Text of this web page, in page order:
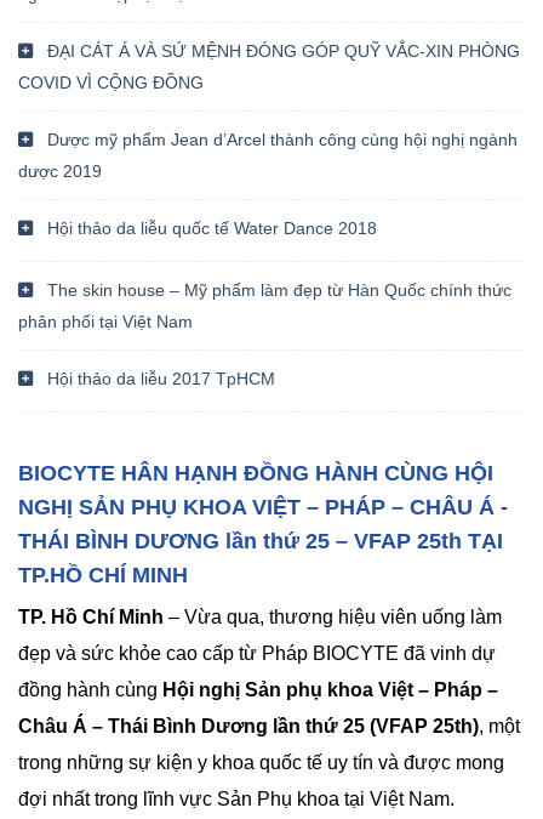
ĐẠI CÁT Á VÀ SỨ MỆNH ĐÓNG GÓP QUỸ VẮC-XIN PHÒNG
COVID VÌ CỘNG ĐỒNG
Dược mỹ phẩm Jean d’Arcel thành công cùng hội nghị ngành
dược 2019
Hội thảo da liễu quốc tế Water Dance 2018
The skin house – Mỹ phẩm làm đẹp từ Hàn Quốc chính thức
phân phối tại Việt Nam
Hội thảo da liễu 2017 TpHCM
BIOCYTE HÂN HẠNH ĐỒNG HÀNH CÙNG HỘI
NGHỊ SẢN PHỤ KHOA VIỆT – PHÁP – CHÂU Á -
THÁI BÌNH DƯƠNG lần thứ 25 – VFAP 25th TẠI
TP.HỒ CHÍ MINH
TP. Hồ Chí Minh – Vừa qua, thương hiệu viên uống làm
đẹp và sức khỏe cao cấp từ Pháp BIOCYTE đã vinh dự
đồng hành cùng Hội nghị Sản phụ khoa Việt – Pháp –
Châu Á – Thái Bình Dương lần thứ 25 (VFAP 25th), một
trong những sự kiện y khoa quốc tế uy tín và được mong
đợi nhất trong lĩnh vực Sản Phụ khoa tại Việt Nam.